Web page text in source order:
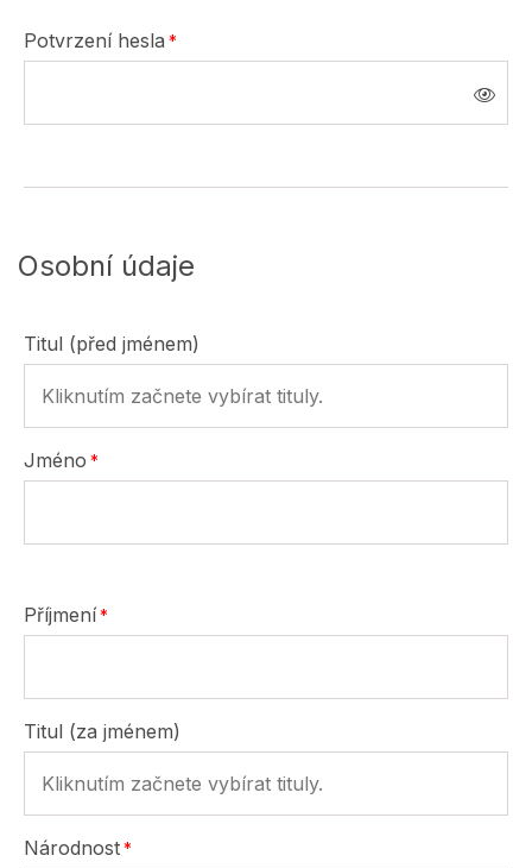
Potvrzení hesla
Osobní údaje
Titul (před jménem)
Jméno
Příjmení
Titul (za jménem)
Národnost